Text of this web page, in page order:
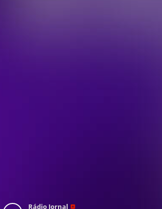
Rádio Jornal